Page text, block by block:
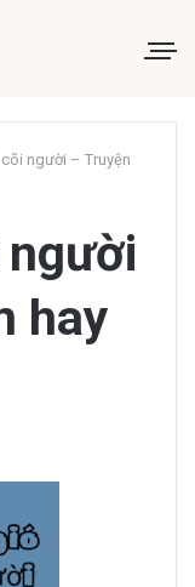
người – Truyện
hay